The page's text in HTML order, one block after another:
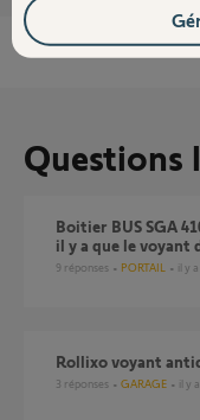
Questions
boitier BUS SGA 4100-6000 GO AR4 ne fonctionne plus et
il y a que le voyant
9 réponses PORTAIL il y
Rollixo voyant
3 réponses GARAGE il y